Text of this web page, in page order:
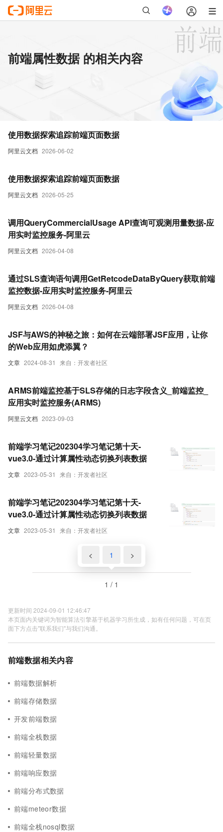
前端属性数据 的相关内容
阿里云文档 2026-06-02
使用数据探索追踪前端页面数据
阿里云文档 2026-05-25
使用数据探索追踪前端页面数据
阿里云文档 2026-04-08
调用QueryCommercialUsage API查询可观测用量数据-应
用实时监控服务-阿里云
阿里云文档 2026-04-08
通过SLS查询语句调用GetRetcodeDataByQuery获取前端
监控数据-应用实时监控服务-阿里云
文章 2024-08-31 来自：开发者社区
JSF与AWS的神秘之旅：如何在云端部署JSF应用，让你
的Web应用如虎添翼？
阿里云文档 2023-09-03
ARMS前端监控基于SLS存储的日志字段含义_前端监控_
应用实时监控服务(ARMS)
文章 2023-05-31 来自：开发者社区
前端学习笔记202304学习笔记第十天-
vue3.0-通过计算属性动态切换列表数据
文章 2023-05-31 来自：开发者社区
前端学习笔记202304学习笔记第十天-
vue3.0-通过计算属性动态切换列表数据
< 1 >
1 / 1
更新时间 2024-09-01 12:46:47
本页面内关键词为智能算法引擎基于机器学习所生成，如有任何问题，可在页
面下方点击"联系我们"与我们沟通。
前端数据相关内容
前端数据解析
前端存储数据
开发前端数据
前端全栈数据
前端轻量数据
前端响应数据
前端分布式数据
前端meteor数据
前端全栈nosql数据